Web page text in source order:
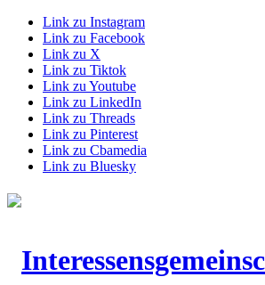
Link zu Instagram
Link zu Facebook
Link zu X
Link zu Tiktok
Link zu Youtube
Link zu LinkedIn
Link zu Threads
Link zu Pinterest
Link zu Cbamedia
Link zu Bluesky